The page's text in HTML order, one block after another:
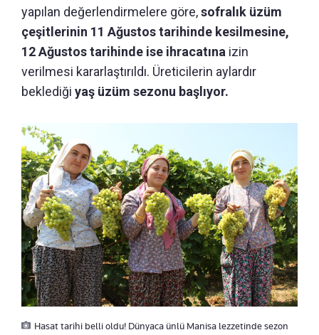
yapılan değerlendirmelere göre,sofralık üzüm
çeşitlerinin 11 Ağustos tarihinde kesilmesine,
12 Ağustos tarihinde ise ihracatına izin
verilmesi kararlaştırıldı. Üreticilerin aylardır
beklediği yaş üzüm sezonu başlıyor.
Hasat tarihi belli oldu! Dünyaca ünlü Manisa lezzetinde sezon